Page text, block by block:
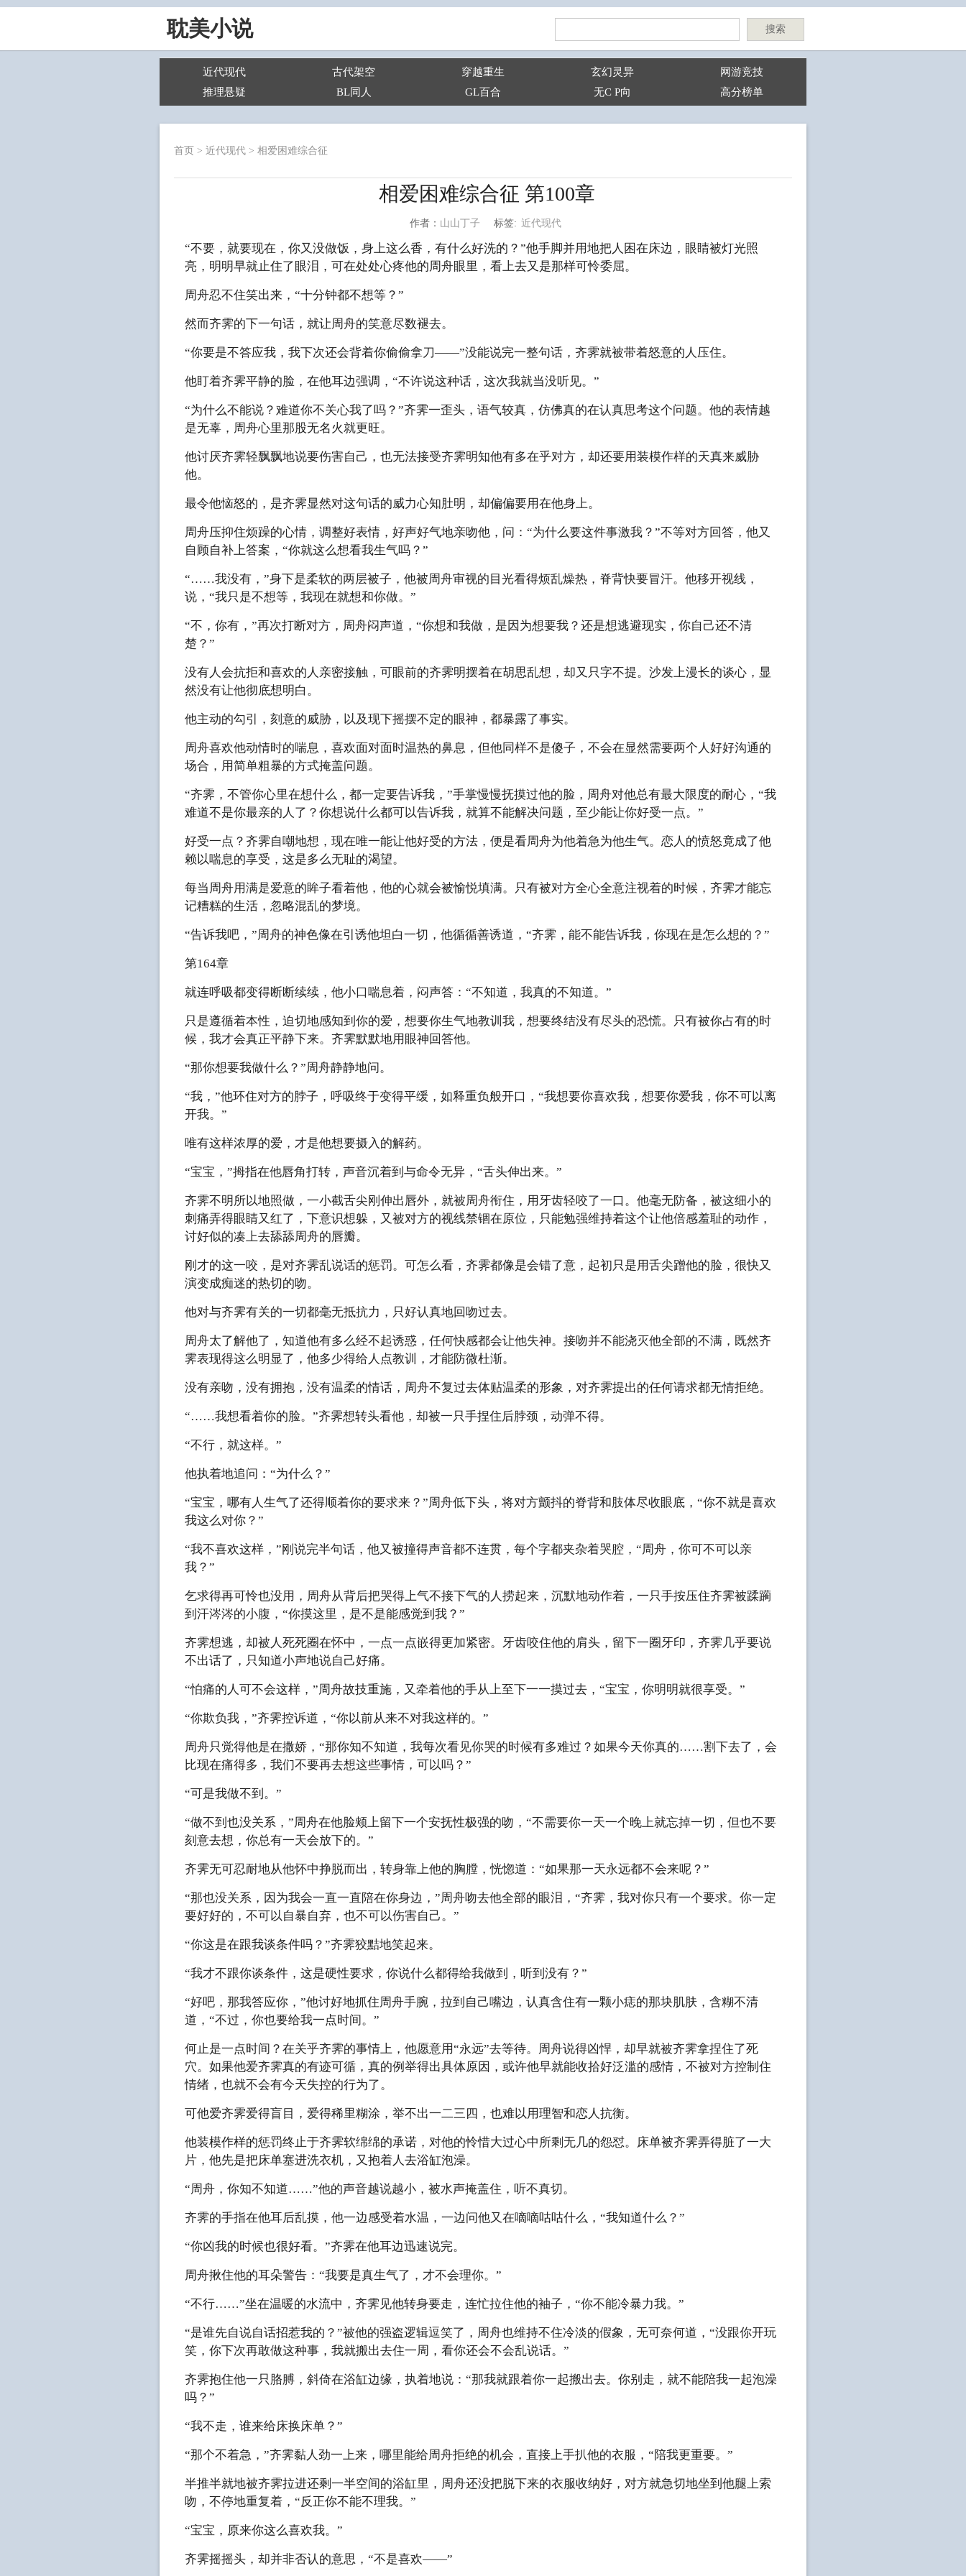
耽美小说 搜索
近代现代 古代架空 穿越重生 玄幻灵异
网游竞技
推理悬疑
BL同人 GL百合 无C P向 高分榜单
首页 > 近代现代 > 相爱困难综合征
相爱困难综合征 第100章
作者： 山山丁子 标签: 近代现代
“不要，就要现在，你又没做饭，身上这么香，有什么好洗的？”他手脚并用地把人困在床边，眼睛被灯光照
亮，明明早就止住了眼泪，可在处处心疼他的周舟眼里，看上去又是那样可怜委屈。
周舟忍不住笑出来，“十分钟都不想等？”
然而齐霁的下一句话，就让周舟的笑意尽数褪去。
“你要是不答应我，我下次还会背着你偷偷拿刀——”没能说完一整句话，齐霁就被带着怒意的人压住。
他盯着齐霁平静的脸，在他耳边强调，“不许说这种话，这次我就当没听见。”
“为什么不能说？难道你不关心我了吗？”齐霁一歪头，语气较真，仿佛真的在认真思考这个问题。他的表情越
是无辜，周舟心里那股无名火就更旺。
他讨厌齐霁轻飘飘地说要伤害自己，也无法接受齐霁明知他有多在乎对方，却还要用装模作样的天真来威胁
他。
最令他恼怒的，是齐霁显然对这句话的威力心知肚明，却偏偏要用在他身上。
周舟压抑住烦躁的心情，调整好表情，好声好气地亲吻他，问：“为什么要这件事激我？”不等对方回答，他又
自顾自补上答案，“你就这么想看我生气吗？”
“……我没有，”身下是柔软的两层被子，他被周舟审视的目光看得烦乱燥热，脊背快要冒汗。他移开视线，
说，“我只是不想等，我现在就想和你做。”
“不，你有，”再次打断对方，周舟闷声道，“你想和我做，是因为想要我？还是想逃避现实，你自己还不清
楚？”
没有人会抗拒和喜欢的人亲密接触，可眼前的齐霁明摆着在胡思乱想，却又只字不提。沙发上漫长的谈心，显
然没有让他彻底想明白。
他主动的勾引，刻意的威胁，以及现下摇摆不定的眼神，都暴露了事实。
周舟喜欢他动情时的喘息，喜欢面对面时温热的鼻息，但他同样不是傻子，不会在显然需要两个人好好沟通的
场合，用简单粗暴的方式掩盖问题。
“齐霁，不管你心里在想什么，都一定要告诉我，”手掌慢慢抚摸过他的脸，周舟对他总有最大限度的耐心，“我
难道不是你最亲的人了？你想说什么都可以告诉我，就算不能解决问题，至少能让你好受一点。”
好受一点？齐霁自嘲地想，现在唯一能让他好受的方法，便是看周舟为他着急为他生气。恋人的愤怒竟成了他
赖以喘息的享受，这是多么无耻的渴望。
每当周舟用满是爱意的眸子看着他，他的心就会被愉悦填满。只有被对方全心全意注视着的时候，齐霁才能忘
记糟糕的生活，忽略混乱的梦境。
“告诉我吧，”周舟的神色像在引诱他坦白一切，他循循善诱道，“齐霁，能不能告诉我，你现在是怎么想的？”
第164章
就连呼吸都变得断断续续，他小口喘息着，闷声答：“不知道，我真的不知道。”
只是遵循着本性，迫切地感知到你的爱，想要你生气地教训我，想要终结没有尽头的恐慌。只有被你占有的时
候，我才会真正平静下来。齐霁默默地用眼神回答他。
“那你想要我做什么？”周舟静静地问。
“我，”他环住对方的脖子，呼吸终于变得平缓，如释重负般开口，“我想要你喜欢我，想要你爱我，你不可以离
开我。”
唯有这样浓厚的爱，才是他想要摄入的解药。
“宝宝，”拇指在他唇角打转，声音沉着到与命令无异，“舌头伸出来。”
齐霁不明所以地照做，一小截舌尖刚伸出唇外，就被周舟衔住，用牙齿轻咬了一口。他毫无防备，被这细小的
刺痛弄得眼睛又红了，下意识想躲，又被对方的视线禁锢在原位，只能勉强维持着这个让他倍感羞耻的动作，
讨好似的凑上去舔舔周舟的唇瓣。
刚才的这一咬，是对齐霁乱说话的惩罚。可怎么看，齐霁都像是会错了意，起初只是用舌尖蹭他的脸，很快又
演变成痴迷的热切的吻。
他对与齐霁有关的一切都毫无抵抗力，只好认真地回吻过去。
周舟太了解他了，知道他有多么经不起诱惑，任何快感都会让他失神。接吻并不能浇灭他全部的不满，既然齐
霁表现得这么明显了，他多少得给人点教训，才能防微杜渐。
没有亲吻，没有拥抱，没有温柔的情话，周舟不复过去体贴温柔的形象，对齐霁提出的任何请求都无情拒绝。
“……我想看着你的脸。”齐霁想转头看他，却被一只手捏住后脖颈，动弹不得。
“不行，就这样。”
他执着地追问：“为什么？”
“宝宝，哪有人生气了还得顺着你的要求来？”周舟低下头，将对方颤抖的脊背和肢体尽收眼底，“你不就是喜欢
我这么对你？”
“我不喜欢这样，”刚说完半句话，他又被撞得声音都不连贯，每个字都夹杂着哭腔，“周舟，你可不可以亲
我？”
乞求得再可怜也没用，周舟从背后把哭得上气不接下气的人捞起来，沉默地动作着，一只手按压住齐霁被蹂躏
到汗涔涔的小腹，“你摸这里，是不是能感觉到我？”
齐霁想逃，却被人死死圈在怀中，一点一点嵌得更加紧密。牙齿咬住他的肩头，留下一圈牙印，齐霁几乎要说
不出话了，只知道小声地说自己好痛。
“怕痛的人可不会这样，”周舟故技重施，又牵着他的手从上至下一一摸过去，“宝宝，你明明就很享受。”
“你欺负我，”齐霁控诉道，“你以前从来不对我这样的。”
周舟只觉得他是在撒娇，“那你知不知道，我每次看见你哭的时候有多难过？如果今天你真的……割下去了，会
比现在痛得多，我们不要再去想这些事情，可以吗？”
“可是我做不到。”
“做不到也没关系，”周舟在他脸颊上留下一个安抚性极强的吻，“不需要你一天一个晚上就忘掉一切，但也不要
刻意去想，你总有一天会放下的。”
齐霁无可忍耐地从他怀中挣脱而出，转身靠上他的胸膛，恍惚道：“如果那一天永远都不会来呢？”
“那也没关系，因为我会一直一直陪在你身边，”周舟吻去他全部的眼泪，“齐霁，我对你只有一个要求。你一定
要好好的，不可以自暴自弃，也不可以伤害自己。”
“你这是在跟我谈条件吗？”齐霁狡黠地笑起来。
“我才不跟你谈条件，这是硬性要求，你说什么都得给我做到，听到没有？”
“好吧，那我答应你，”他讨好地抓住周舟手腕，拉到自己嘴边，认真含住有一颗小痣的那块肌肤，含糊不清
道，“不过，你也要给我一点时间。”
何止是一点时间？在关乎齐霁的事情上，他愿意用“永远”去等待。周舟说得凶悍，却早就被齐霁拿捏住了死
穴。如果他爱齐霁真的有迹可循，真的例举得出具体原因，或许他早就能收拾好泛滥的感情，不被对方控制住
情绪，也就不会有今天失控的行为了。
可他爱齐霁爱得盲目，爱得稀里糊涂，举不出一二三四，也难以用理智和恋人抗衡。
他装模作样的惩罚终止于齐霁软绵绵的承诺，对他的怜惜大过心中所剩无几的怨怼。床单被齐霁弄得脏了一大
片，他先是把床单塞进洗衣机，又抱着人去浴缸泡澡。
“周舟，你知不知道……”他的声音越说越小，被水声掩盖住，听不真切。
齐霁的手指在他耳后乱摸，他一边感受着水温，一边问他又在嘀嘀咕咕什么，“我知道什么？”
“你凶我的时候也很好看。”齐霁在他耳边迅速说完。
周舟揪住他的耳朵警告：“我要是真生气了，才不会理你。”
“不行……”坐在温暖的水流中，齐霁见他转身要走，连忙拉住他的袖子，“你不能冷暴力我。”
“是谁先自说自话招惹我的？”被他的强盗逻辑逗笑了，周舟也维持不住冷淡的假象，无可奈何道，“没跟你开玩
笑，你下次再敢做这种事，我就搬出去住一周，看你还会不会乱说话。”
齐霁抱住他一只胳膊，斜倚在浴缸边缘，执着地说：“那我就跟着你一起搬出去。你别走，就不能陪我一起泡澡
吗？”
“我不走，谁来给床换床单？”
“那个不着急，”齐霁黏人劲一上来，哪里能给周舟拒绝的机会，直接上手扒他的衣服，“陪我更重要。”
半推半就地被齐霁拉进还剩一半空间的浴缸里，周舟还没把脱下来的衣服收纳好，对方就急切地坐到他腿上索
吻，不停地重复着，“反正你不能不理我。”
“宝宝，原来你这么喜欢我。”
齐霁摇摇头，却并非否认的意思，“不是喜欢——”